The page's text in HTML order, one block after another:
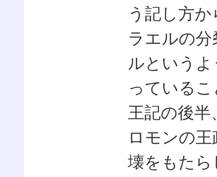
う記し方
ラエルの
ルという
っている
王記の後
ロモンの
壊をもた